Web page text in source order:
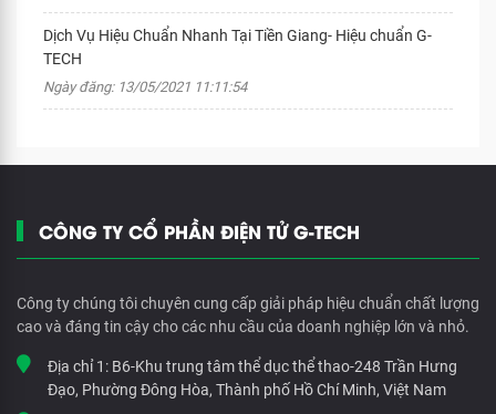
Dịch Vụ Hiệu Chuẩn Nhanh Tại Tiền Giang- Hiệu chuẩn G-
TECH
Ngày đăng: 13/05/2021 11:11:54
CÔNG TY CỔ PHẦN ĐIỆN TỬ G-TECH
Công ty chúng tôi chuyên cung cấp giải pháp hiệu chuẩn chất lượng
cao và đáng tin cậy cho các nhu cầu của doanh nghiệp lớn và nhỏ.
Địa chỉ 1: B6-Khu trung tâm thể dục thể thao-248 Trần Hưng
Đạo, Phường Đông Hòa, Thành phố Hồ Chí Minh, Việt Nam